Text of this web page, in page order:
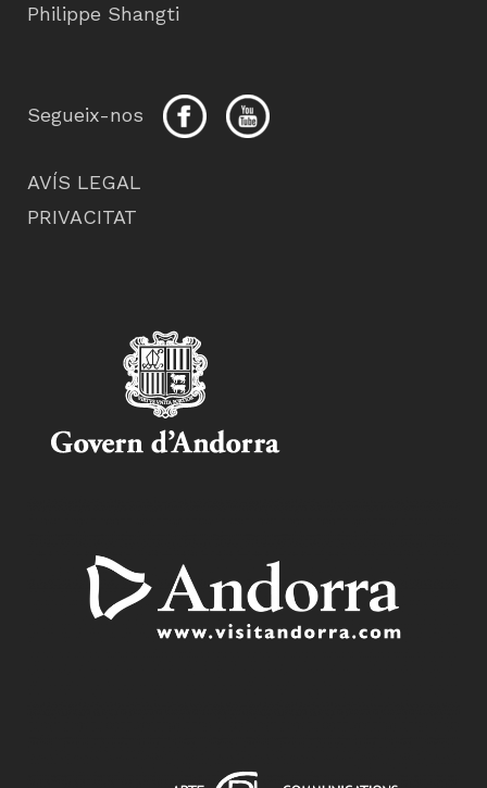
Philippe Shangti
Segueix-nos
AVÍS LEGAL
PRIVACITAT